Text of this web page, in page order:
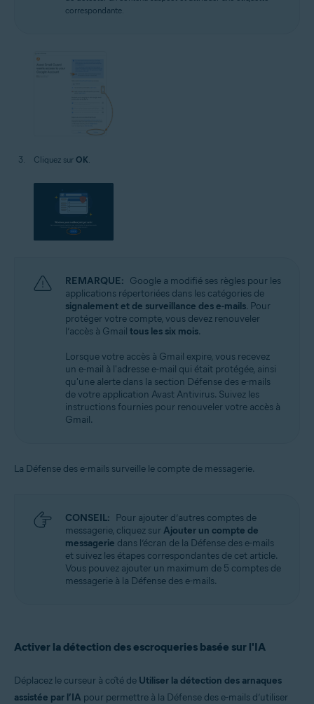
correspondante.
Cliquez sur OK.
REMARQUE: Google a modifié ses règles pour les
applications répertoriées dans les catégories de
signalement et de surveillance des e-mails. Pour
protéger votre compte, vous devez renouveler
l’accès à Gmail tous les six mois.
Lorsque votre accès à Gmail expire, vous recevez
un e-mail à l'adresse e-mail qui était protégée, ainsi
qu'une alerte dans la section Défense des e-mails
de votre application Avast Antivirus. Suivez les
instructions fournies pour renouveler votre accès à
Gmail.
La Défense des e-mails surveille le compte de messagerie.
CONSEIL: Pour ajouter d’autres comptes de
messagerie, cliquez surAjouter un compte de
messagerie dans l’écran de la Défense des e-mails
et suivez les étapes correspondantes de cet article.
Vous pouvez ajouter un maximum de 5 comptes de
messagerie à la Défense des e-mails.
Activer la détection des escroqueries basée sur l'IA
Déplacez le curseur à côté de Utiliser la détection des arnaques
assistée par l’IA pour permettre à la Défense des e-mails d’utiliser